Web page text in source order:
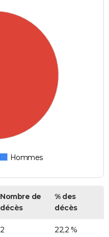
Hommes
Nombre de
décès
% des
décès
2 22,2 %